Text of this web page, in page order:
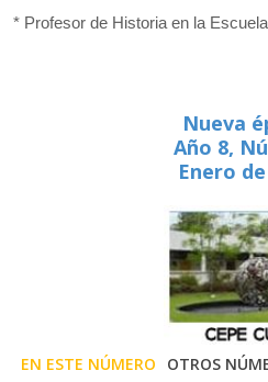
* Profesor de Historia en la
Nueva
Año 8,
Enero
EN ESTE NÚMERO OTROS